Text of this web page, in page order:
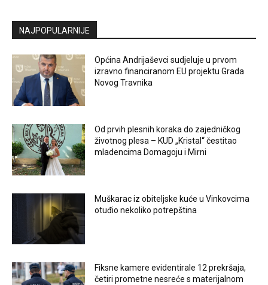
NAJPOPULARNIJE
Općina Andrijaševci sudjeluje u prvom
izravno financiranom EU projektu Grada
Novog Travnika
Od prvih plesnih koraka do zajedničkog
životnog plesa – KUD „Kristal“ čestitao
mladencima Domagoju i Mirni
Muškarac iz obiteljske kuće u Vinkovcima
otuđio nekoliko potrepština
Fiksne kamere evidentirale 12 prekršaja,
četiri prometne nesreće s materijalnom